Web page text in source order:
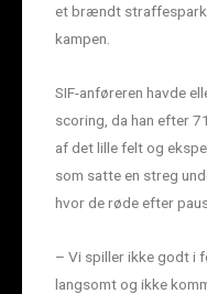
et brændt
kampen.
SIF-anføreren havde
scoring, da han efter
af det lille felt og
som satte en streg
hvor de røde efter
– Vi spiller ikke godt i
langsomt og ikke